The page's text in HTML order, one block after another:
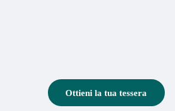
Ottieni la tua tessera